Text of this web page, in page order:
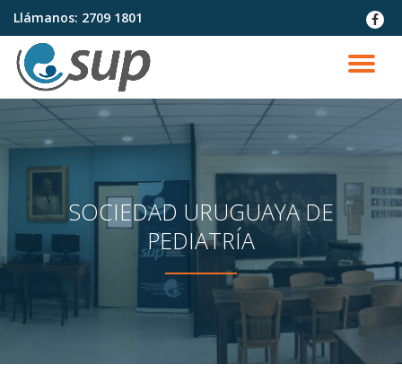
Saltar
contenido
Llámanos: 2709 1801
fa-
SOCIEDAD URUGUAYA DE
PEDIATRÍA